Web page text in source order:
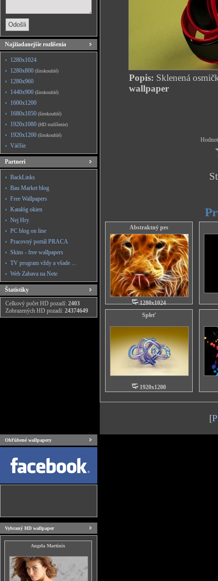
Najžiadanejšie rozlíšenia
1280x1024
1280x800 (širokouhlé)
1280x960
1440x900 (širokouhlé)
1600x1200
1680x1050 (širokouhlé)
1920x1080 (HD rozlíšenie)
1920x1200 (širokouhlé)
Väčšie
Partneri
BackLinks
Bau Market blog
Free Wallpapers
Katalóg okien
Nej Hry
PC blog on line
Pracovný portál PRACA
Skins - free wallpapers
TV program vždy a všade ...
Web Zabava na Nete
Štatistiky
Celkový počet HD pozadí: 2403
Zobrazených HD pozadí: 24374649
Popis: Sklenená
wallpaper
Abstraktný pes
1280x1024
Spleť
1920x1200
[
Obľúbené wallpapery
Vybraný HD wallpaper
Angela Martinix